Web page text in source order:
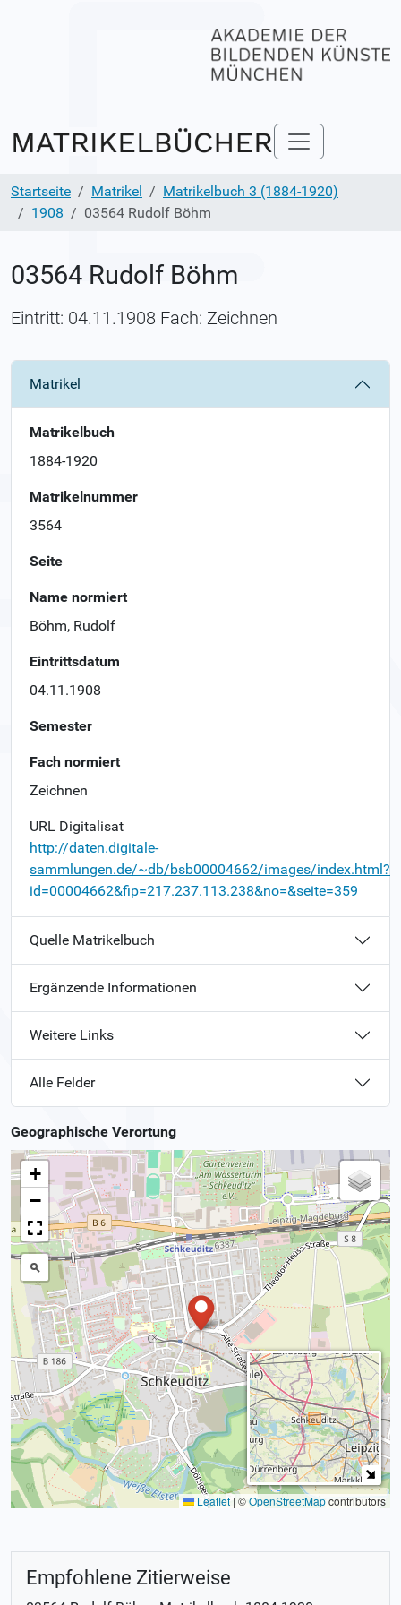
Startseite Matrikel
Matrikelbuch 3 (1884-1920)
1908
03564 Rudolf Böhm
03564 Rudolf Böhm
Eintritt: 04.11.1908 Fach: Zeichnen
Matrikel
Matrikelbuch
1884-1920
Matrikelnummer
3564
Seite
Name normiert
Böhm, Rudolf
Eintrittsdatum
04.11.1908
Semester
Fach normiert
Zeichnen
URL Digitalisat
http://daten.digitale-
sammlungen.de/~db/bsb00004662/images/index.html?
id=00004662&fip=217.237.113.238&no=&seite=359
Quelle Matrikelbuch
Ergänzende Informationen
Weitere Links
Alle Felder
Geographische Verortung
+
−
Leaflet | ©OpenStreetMapcontributors
Empfohlene Zitierweise